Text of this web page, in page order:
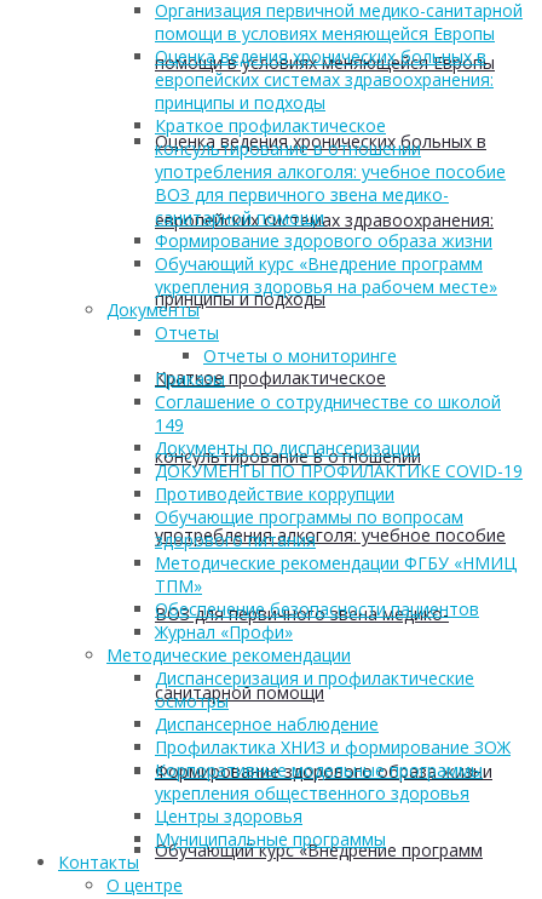
помощи в условиях меняющейся Европы
Оценка ведения хронических больных в
европейских системах здравоохранения:
принципы и подходы
Краткое профилактическое
консультирование в отношении
употребления алкоголя: учебное пособие
ВОЗ для первичного звена медико-
санитарной помощи
Формирование здорового образа жизни
Обучающий курс «Внедрение программ
Организация первичной медико-санитарной
помощи в условиях меняющейся Европы
Оценка ведения хронических больных в
европейских системах здравоохранения:
принципы и подходы
Краткое профилактическое
консультирование в отношении
употребления алкоголя: учебное пособие
ВОЗ для первичного звена медико-
санитарной помощи
Формирование здорового образа жизни
Обучающий курс «Внедрение программ
укрепления здоровья на рабочем месте»
Документы
Отчеты
Отчеты о мониторинге
Приказы
Соглашение о сотрудничестве со школой
149
Документы по диспансеризации
ДОКУМЕНТЫ ПО ПРОФИЛАКТИКЕ COVID-19
Противодействие коррупции
Обучающие программы по вопросам
здорового питания
Методические рекомендации ФГБУ «НМИЦ
ТПМ»
Обеспечение безопасности пациентов
Журнал «Профи»
Методические рекомендации
Диспансеризация и профилактические
осмотры
Диспансерное наблюдение
Профилактика ХНИЗ и формирование ЗОЖ
Корпоративные модельные программы
укрепления общественного здоровья
Центры здоровья
Муниципальные программы
Контакты
О центре